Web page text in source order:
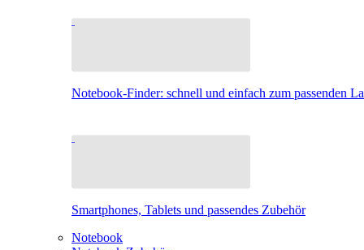
Notebook-Finder: schnell und einfach zum passenden
Smartphones, Tablets und passendes Zubehör
Notebook